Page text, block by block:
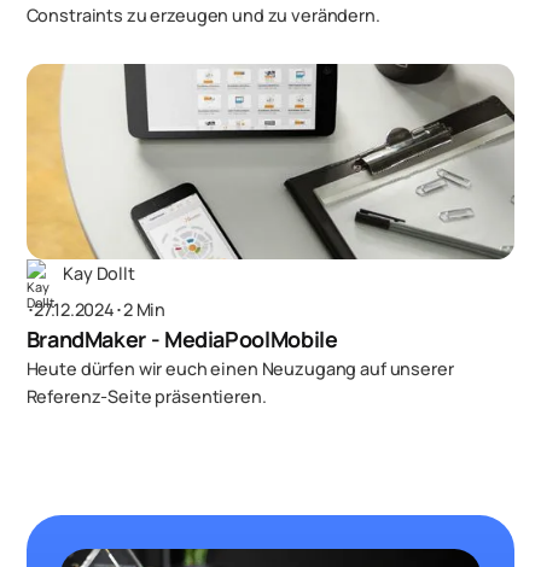
Constraints zu erzeugen und zu verändern.
Kay Dollt
･27.12.2024･2 Min
BrandMaker - MediaPoolMobile
Heute dürfen wir euch einen Neuzugang auf unserer
Referenz-Seite präsentieren.